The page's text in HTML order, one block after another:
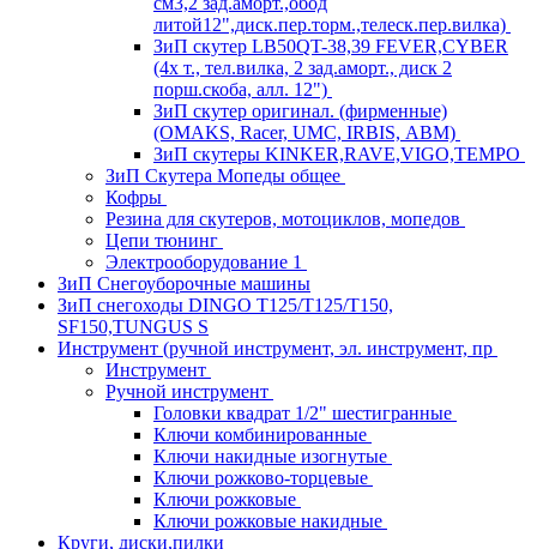
литой12",диск.пер.торм.,телеск.пер.вилка)
ЗиП скутер LB50QT-38,39 FEVER,CYBER
(4х т., тел.вилка, 2 зад.аморт., диск 2
порш.скоба, алл. 12")
ЗиП скутер оригинал. (фирменные)
(OMAKS, Racer, UMC, IRBIS, АВМ)
ЗиП скутеры KINKER,RAVE,VIGO,TEMPO
ЗиП Скутера Мопеды общее
Кофры
Резина для скутеров, мотоциклов, мопедов
Цепи тюнинг
Электрооборудование 1
ЗиП Снегоуборочные машины
ЗиП снегоходы DINGO T125/T125/T150,
SF150,TUNGUS S
Инструмент (ручной инструмент, эл. инструмент, пр
Инструмент
Ручной инструмент
Головки квадрат 1/2" шестигранные
Ключи комбинированные
Ключи накидные изогнутые
Ключи рожково-торцевые
Ключи рожковые
Ключи рожковые накидные
Круги, диски,пилки